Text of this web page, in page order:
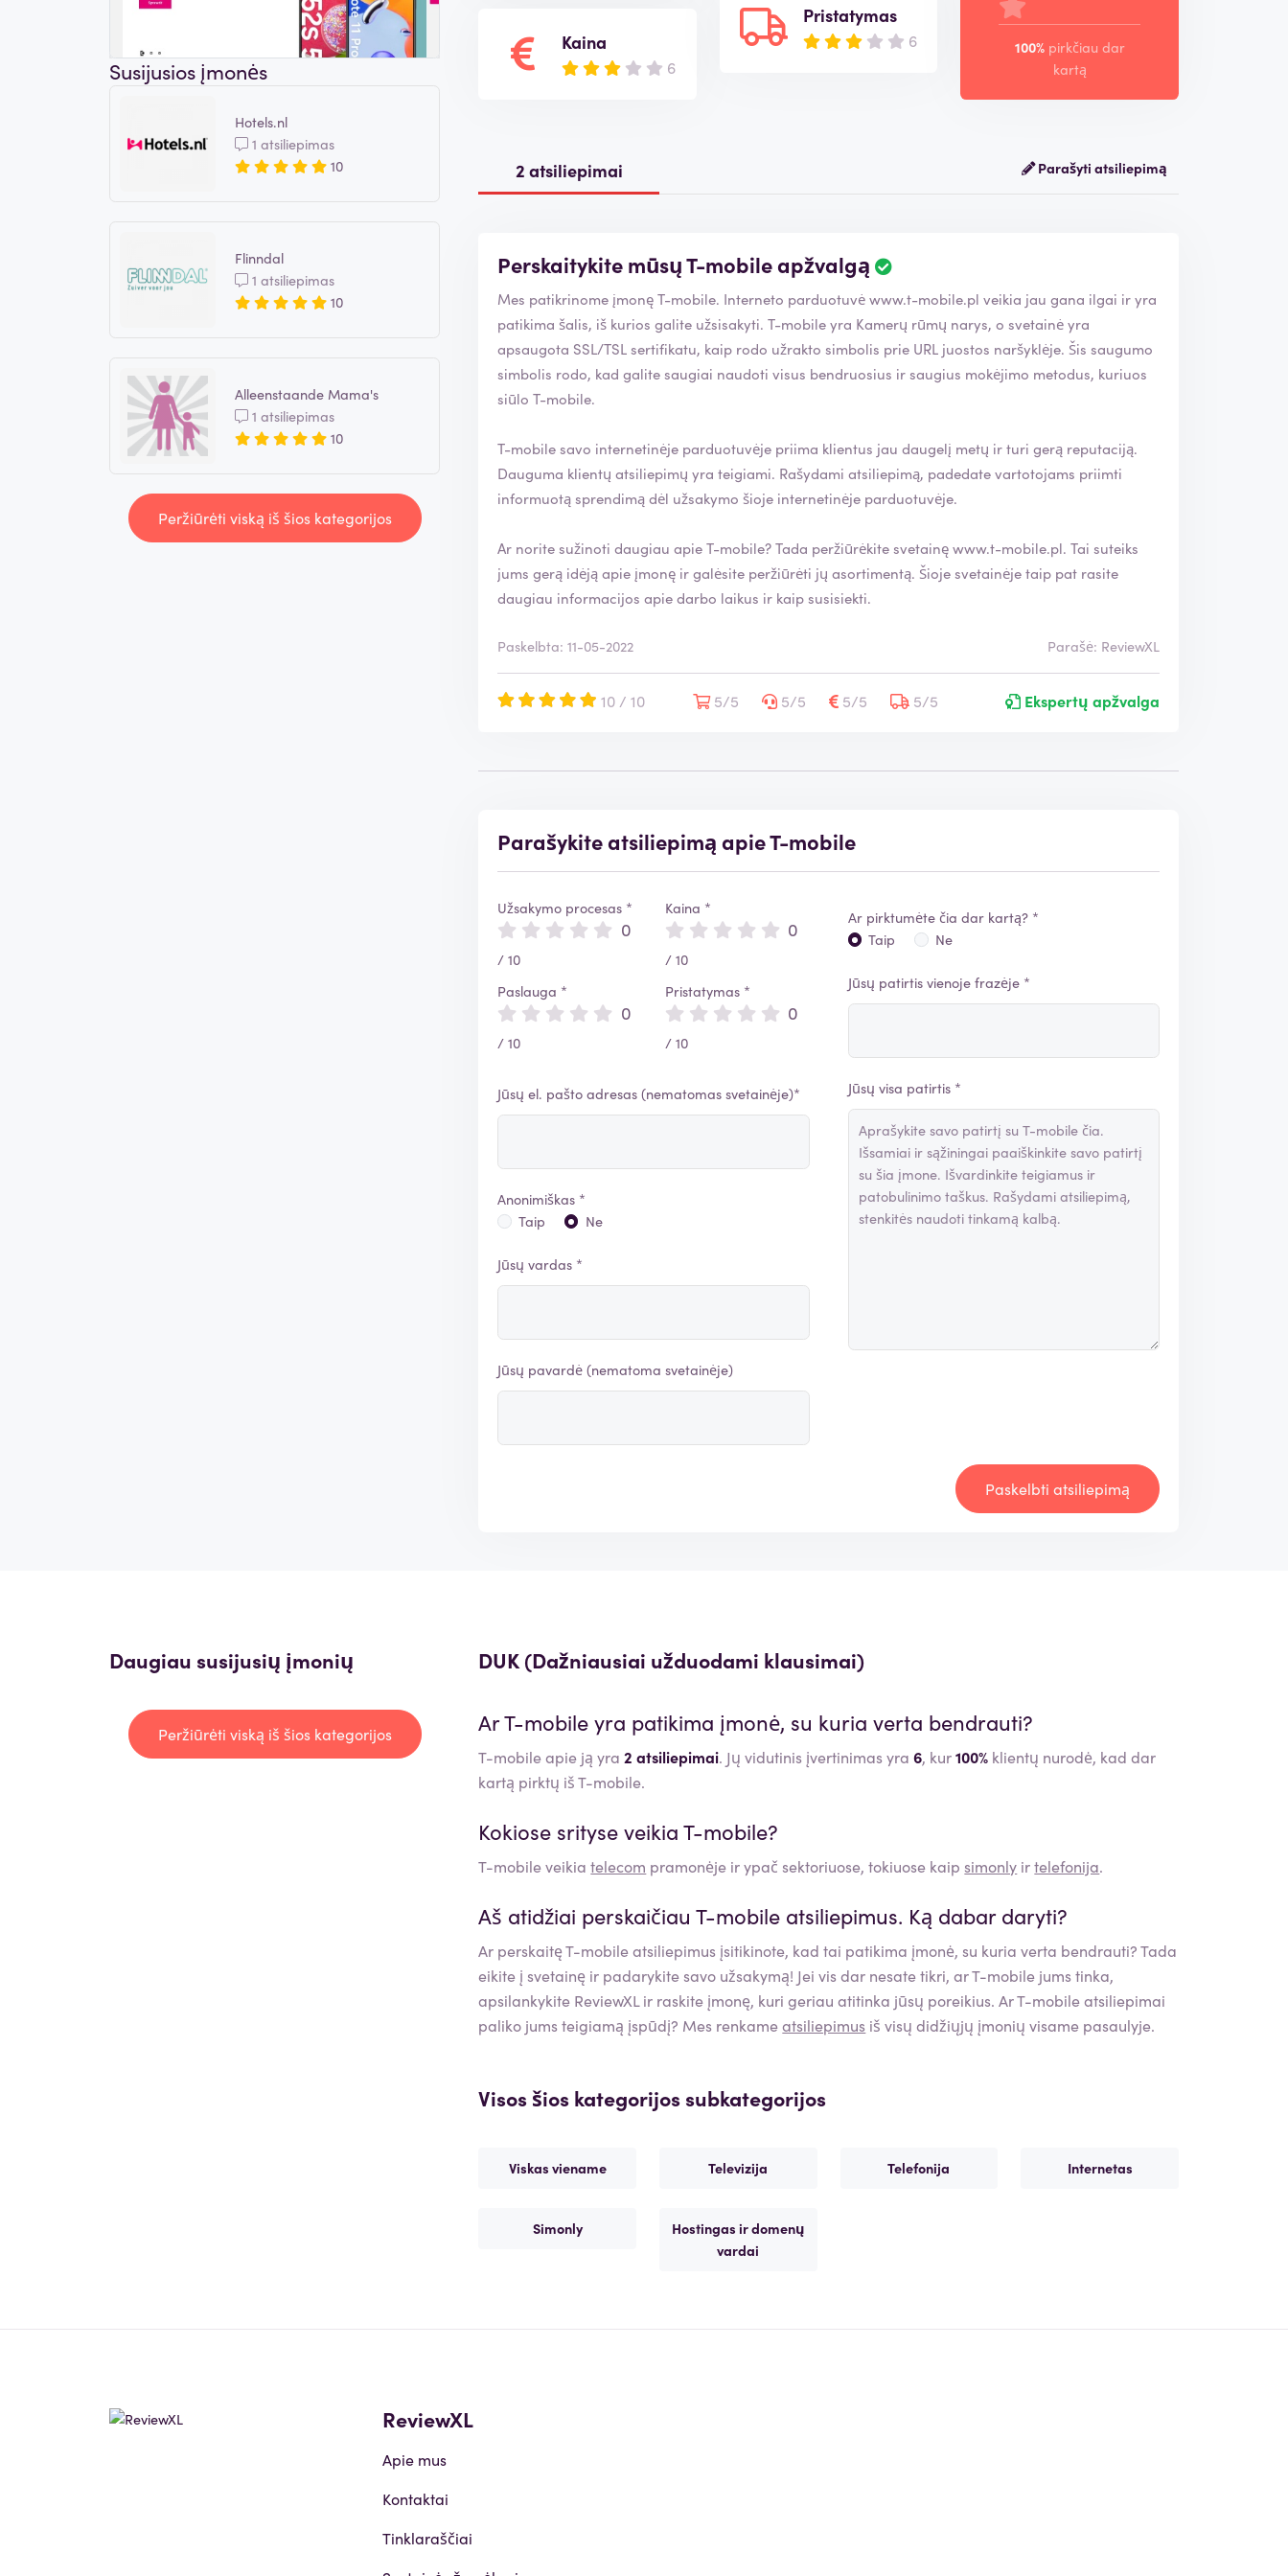
Susijusios įmonės
Hotels.nl
1 atsiliepimas
10
Flinndal
1 atsiliepimas
10
Alleenstaande Mama's
1 atsiliepimas
10
Peržiūrėti viską iš šios kategorijos
Kaina
6
Pristatymas
6 100% pirkčiau dar
kartą
2 atsiliepimai Parašyti atsiliepimą
Perskaitykite mūsų T-mobile apžvalgą
Mes patikrinome įmonę T-mobile. Interneto parduotuvėwww.t-mobile.pl veikia jau gana ilgai ir yra
patikima šalis, iš kurios galite užsisakyti. T-mobile yra Kamerų rūmų narys, o svetainė yra
apsaugota SSL/TSL sertifikatu, kaip rodo užrakto simbolis prie URL juostos naršyklėje. Šis saugumo
simbolis rodo, kad galite saugiai naudoti visus bendruosius ir saugius mokėjimo metodus, kuriuos
siūlo T-mobile.
T-mobile savo internetinėje parduotuvėje priima klientus jau daugelį metų ir turi gerą reputaciją.
Dauguma klientų atsiliepimų yra teigiami. Rašydami atsiliepimą, padedate vartotojams priimti
informuotą sprendimą dėl užsakymo šioje internetinėje parduotuvėje.
Ar norite sužinoti daugiau apie T-mobile? Tada peržiūrėkite svetainęwww.t-mobile.pl. Tai suteiks
jums gerą idėją apie įmonę ir galėsite peržiūrėti jų asortimentą. Šioje svetainėje taip pat rasite
daugiau informacijos apie darbo laikus ir kaip susisiekti.
Paskelbta: 11-05-2022 Parašė: ReviewXL
10 / 10 5/5 5/5 5/5 5/5 Ekspertų apžvalga
Parašykite atsiliepimą apie T-mobile
Užsakymo procesas *
0
/ 10
Paslauga *
0
/ 10
Kaina *
0
/ 10
Pristatymas *
0
/ 10
Jūsų el. pašto adresas (nematomas svetainėje)*
Anonimiškas *
Taip
Ne
Jūsų vardas *
Jūsų pavardė (nematoma svetainėje)
Ar pirktumėte čia dar kartą? *
Taip
Ne
Jūsų patirtis vienoje frazėje *
Jūsų visa patirtis *
Paskelbti atsiliepimą
Daugiau susijusių įmonių
Peržiūrėti viską iš šios kategorijos
DUK (Dažniausiai užduodami klausimai)
ArT-mobileyra patikima įmonė, su kuria verta bendrauti?
T-mobile apie ją yra2 atsiliepimai. Jų vidutinis įvertinimas yra6, kur100% klientų nurodė, kad dar
kartą pirktų iš T-mobile.
Kokiose srityse veikiaT-mobile?
T-mobileveikiatelecom pramonėje ir ypač sektoriuose, tokiuose kaip simonly irtelefonija.
Aš atidžiai perskaičiauT-mobile atsiliepimus. Ką dabar daryti?
Ar perskaitęT-mobileatsiliepimus įsitikinote, kad tai patikima įmonė, su kuria verta bendrauti? Tada
eikite į svetainę ir padarykite savo užsakymą! Jei vis dar nesate tikri, arT-mobile jums tinka,
apsilankykite ReviewXL ir raskite įmonę, kuri geriau atitinka jūsų poreikius. ArT-mobileatsiliepimai
paliko jums teigiamą įspūdį? Mes renkameatsiliepimus iš visų didžiųjų įmonių visame pasaulyje.
Visos šios kategorijos subkategorijos
Viskas viename Televizija Telefonija Internetas
Simonly
Hostingas ir domenų
vardai
ReviewXL
Apie mus
Kontaktai
Tinklaraščiai